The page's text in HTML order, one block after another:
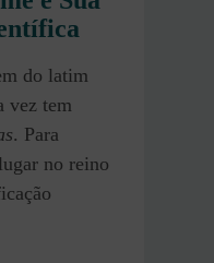
do latim
vez tem
. Para
no reino